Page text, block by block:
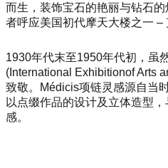
而生，装饰宝石的艳丽与钻石
者呼应美国初代摩天大楼之一 –
1930年代末至1950年代初，虽
(International Exhibitionof Arts
致敬。Médicis项链灵感源自当
以点缀作品的设计及立体造型
感。